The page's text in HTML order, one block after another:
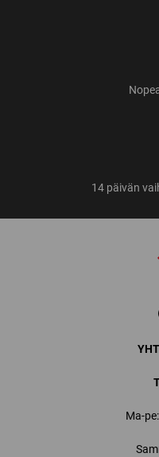
14 päivän
Ma-